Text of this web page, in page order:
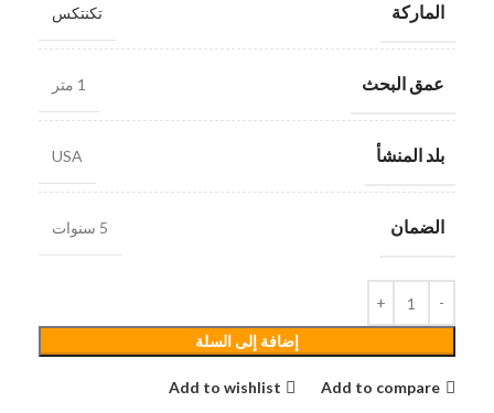
الماركة تكنتكس
عمق البحث 1 متر
بلد المنشأ USA
الضمان 5 سنوات
إضافة إلى السلة
Add to compare
Add to wishlist